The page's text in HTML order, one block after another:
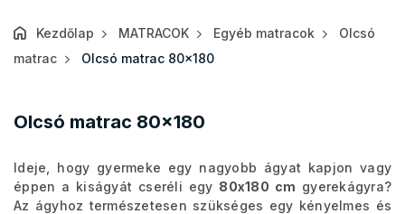
Kezdőlap MATRACOK Egyéb matracok
Olcsó
matrac
Olcsó matrac 80x180
Olcsó matrac 80x180
Ideje, hogy gyermeke egy nagyobb ágyat kapjon vagy
éppen a kiságyát cseréli egy 80x180 cm gyerekágyra?
Az ágyhoz természetesen szükséges egy kényelmes és